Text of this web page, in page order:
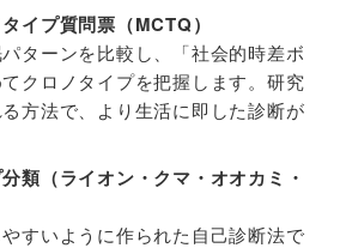
イプ質問票（MCTQ）
ターンを比較し、「社会的時差ボ
クロノタイプを把握します。研究
方法で、より生活に即した診断が
類（ライオン・クマ・オオカミ・
すいように作られた自己診断法で